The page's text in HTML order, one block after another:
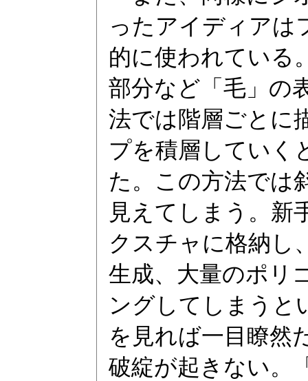
ったアイディアは
的に使われている
部分など「毛」の
法では階層ごとに
プを積層していく
た。この方法では
見えてしまう。新
クスチャに格納し
生成、大量のポリ
ングしてしまうと
を見れば一目瞭然
破綻が起きない。